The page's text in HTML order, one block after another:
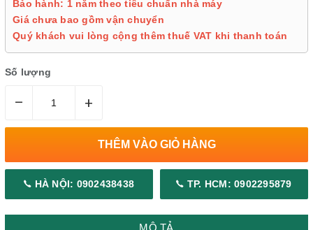
Bảo hành: 1 năm theo tiêu chuẩn nhà máy
Giá chưa bao gồm vận chuyển
Quý khách vui lòng cộng thêm thuế VAT khi thanh toán
Số lượng
– +
THÊM VÀO GIỎ HÀNG
HÀ NỘI: 0902438438 TP. HCM: 0902295879
MÔ TẢ